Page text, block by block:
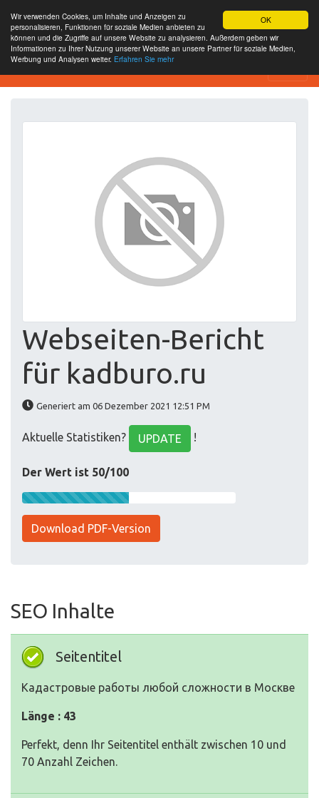
OK
Wir verwenden Cookies, um Inhalte und Anzeigen zu
personalisieren, Funktionen für soziale Medien anbieten zu
können und die Zugriffe auf unsere Website zu analysieren. Außerdem geben wir
Informationen zu Ihrer Nutzung unserer Website an unsere Partner für soziale Medien,
Werbung und Analysen weiter. Erfahren Sie mehr
SEO Analytics
Webseiten-Bericht
für kadburo.ru
Generiert am 06 Dezember 2021 12:51 PM
Aktuelle Statistiken? UPDATE !
Der Wert ist 50/100
Download PDF-Version
SEO Inhalte
Seitentitel
Кадастровые работы любой сложности в Москве
Länge : 43
Perfekt, denn Ihr Seitentitel enthält zwischen 10 und
70 Anzahl Zeichen.